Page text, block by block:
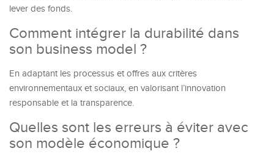
lever des fonds.
Comment intégrer la durabilité dans
son business model ?
En adaptant les processus et offres aux critères
environnementaux et sociaux, en valorisant l’innovation
responsable et la transparence.
Quelles sont les erreurs à éviter avec
son modèle économique ?